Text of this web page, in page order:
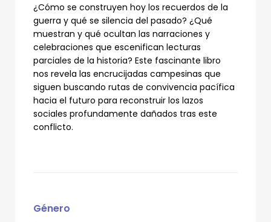
¿Cómo se construyen hoy los recuerdos de la
guerra y qué se silencia del pasado? ¿Qué
muestran y qué ocultan las narraciones y
celebraciones que escenifican lecturas
parciales de la historia? Este fascinante libro
nos revela las encrucijadas campesinas que
siguen buscando rutas de convivencia pacífica
hacia el futuro para reconstruir los lazos
sociales profundamente dañados tras este
conflicto.
Género